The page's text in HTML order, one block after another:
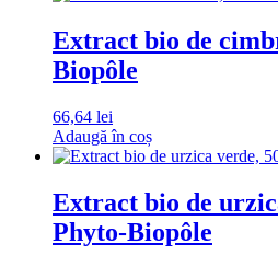
Extract bio de
Biopôle
66,64 lei
Adaugă în coș
Extract bio de
Phyto-Biopôle